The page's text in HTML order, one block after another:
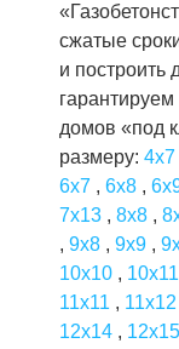
сжатые
и построить
гарантируем
домов «под
размеру: 4x7
6x7 , 6x8 ,
7x13 , 8x8 ,
, 9x8 , 9x9 ,
10x10 , 10x11
11x11 , 11x12
12x14 , 12x15